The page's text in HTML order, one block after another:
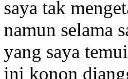
saya tak
namun selama
yang saya
ini konon